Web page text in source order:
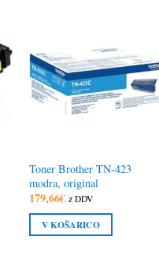
Toner Brother TN-423
modra, original
179,66€ z DDV
V KOŠARICO